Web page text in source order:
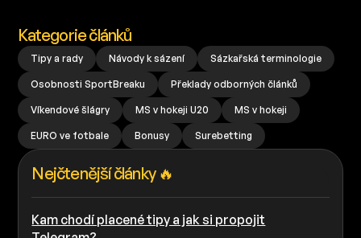
Kategorie článků
Tipy a rady Návody k sázení Sázkařská terminologie
Osobnosti SportBreaku Překlady odborných článků
Víkendové šlágry MS v hokeji U20 MS v hokeji
EURO ve fotbale Bonusy Surebetting
Nejčtenější články 🔥
Kam chodí placené tipy a jak si propojit